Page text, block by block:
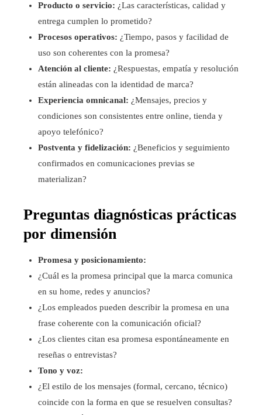
Producto o servicio: ¿Las características, calidad y
entrega cumplen lo prometido?
Procesos operativos: ¿Tiempo, pasos y facilidad de
uso son coherentes con la promesa?
Atención al cliente: ¿Respuestas, empatía y resolución
están alineadas con la identidad de marca?
Experiencia omnicanal: ¿Mensajes, precios y
condiciones son consistentes entre online, tienda y
apoyo telefónico?
Postventa y fidelización: ¿Beneficios y seguimiento
confirmados en comunicaciones previas se
materializan?
Preguntas diagnósticas prácticas
por dimensión
Promesa y posicionamiento:
¿Cuál es la promesa principal que la marca comunica
en su home, redes y anuncios?
¿Los empleados pueden describir la promesa en una
frase coherente con la comunicación oficial?
¿Los clientes citan esa promesa espontáneamente en
reseñas o entrevistas?
Tono y voz:
¿El estilo de los mensajes (formal, cercano, técnico)
coincide con la forma en que se resuelven consultas?